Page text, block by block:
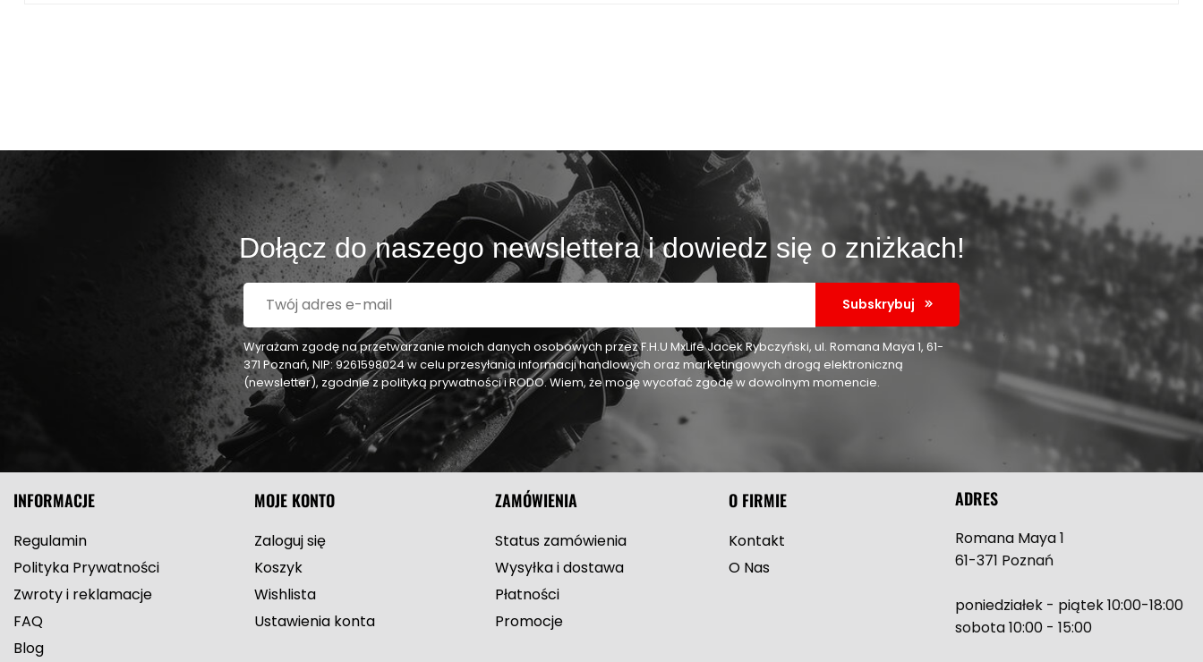
Dołącz do naszego newslettera i dowiedz się o zniżkach!
Subskrybuj
Wyrażam zgodę na przetwarzanie moich danych osobowych przez F.H.U MxLife Jacek Rybczyński, ul. Romana Maya 1, 61-
371 Poznań, NIP: 9261598024 w celu przesyłania informacji handlowych oraz marketingowych drogą elektroniczną
(newsletter), zgodnie z polityką prywatności i RODO. Wiem, że mogę wycofać zgodę w dowolnym momencie.
INFORMACJE
Regulamin
Polityka Prywatności
Zwroty i reklamacje
FAQ
Blog
MOJE KONTO
Zaloguj się
Koszyk
Wishlista
Ustawienia konta
ZAMÓWIENIA
Status zamówienia
Wysyłka i dostawa
Płatności
Promocje
O FIRMIE
Kontakt
O Nas
ADRES
Romana Maya 1
61-371 Poznań
poniedziałek - piątek 10:00-18:00
sobota 10:00 - 15:00